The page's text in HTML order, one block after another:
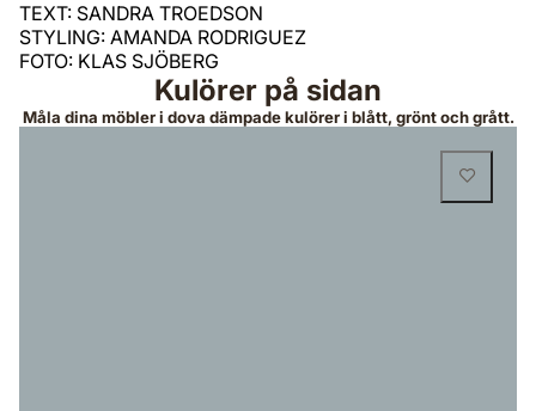
TEXT: SANDRA TROEDSON
STYLING: AMANDA RODRIGUEZ
FOTO: KLAS SJÖBERG
Kulörer på sidan
Måla dina möbler i dova dämpade kulörer i blått, grönt och grått.